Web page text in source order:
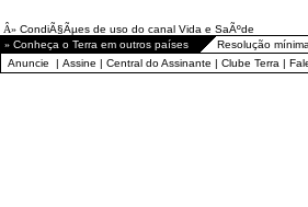
Â» CondiÃ§Ãµes de uso do canal Vida e SaÃºde
» Conheça o Terra em outros países
Resolução
Anuncie | Assine | Central do Assinante | Clube Terra |